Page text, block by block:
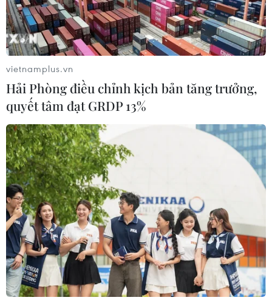
tiếp cận, lúc này tàu cá đã bị chìm, tính mạng của 5
thuyền viên bị đe dọa.
Áp thấp nhiệt đới ít di chuyển, suy yếu
thành một vùng áp thấp
12/09/2021 05:04
vietnamplus.vn
Hải Phòng điều chỉnh kịch bản tăng trưởng,
quyết tâm đạt GRDP 13%